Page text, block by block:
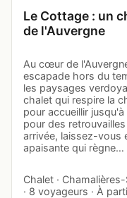
Le Cottage : un
de l'Auvergne
Au cœur de
escapade hors du
les paysages
chalet qui respire la
pour accueillir
pour des
arrivée, laissez-vous
apaisante qui règne…
Chalet ·
· 8 voyageurs · À